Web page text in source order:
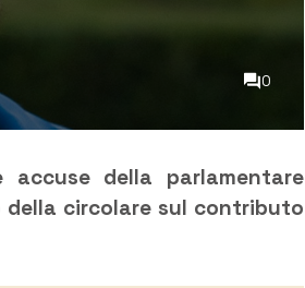
0
della parlamentare
circolare sul contributo